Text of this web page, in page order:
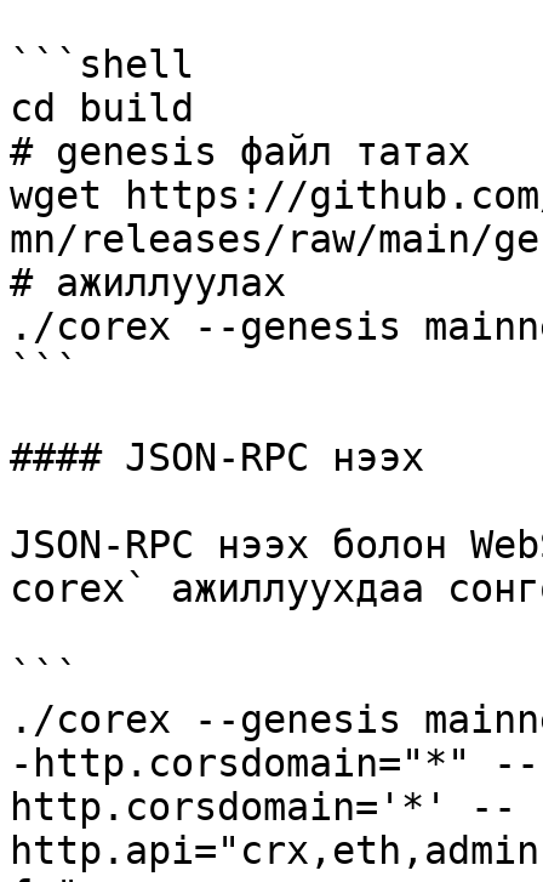
```shell
cd build
# genesis файл татах
wget https://
mn/releases/raw/main/
# ажиллуулах
./corex --genesis
```
#### JSON-RPC нээх
JSON-RPC нээх болон
corex` ажиллуухдаа
```
./corex --genesis
-http.corsdomain="*"
http.corsdomain='*' --